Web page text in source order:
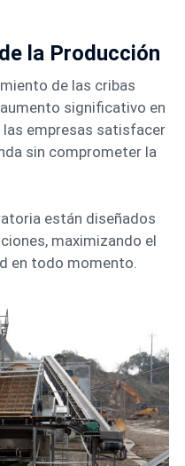
la Producción
de las cribas
significativo en
empresas satisfacer
sin comprometer la
están diseñados
maximizando el
en todo momento.